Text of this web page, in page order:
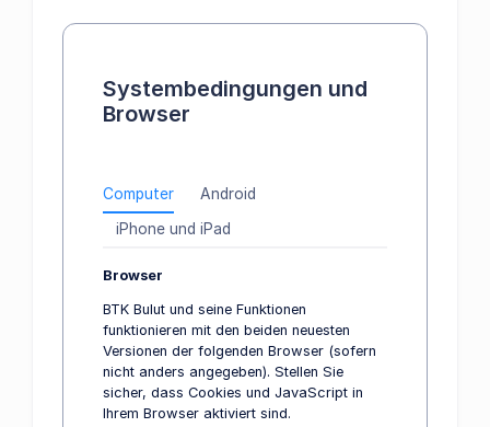
Systembedingungen und
Browser
Computer
Android
iPhone und iPad
Browser
BTK Bulut und seine Funktionen
funktionieren mit den beiden neuesten
Versionen der folgenden Browser (sofern
nicht anders angegeben). Stellen Sie
sicher, dass Cookies und JavaScript in
Ihrem Browser aktiviert sind.